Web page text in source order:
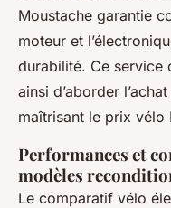
Moustache garantie
moteur et
durabilité. Ce service
ainsi d’aborder
maîtrisant le prix vélo
Performances et
modèles
Le comparatif vélo